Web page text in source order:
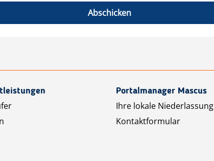
Abschicken
Portalmanager Mascus
Ihre lokale Niederlassung
Kontaktformular